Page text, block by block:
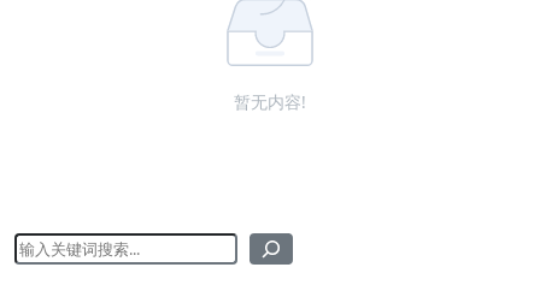
暂无内容!